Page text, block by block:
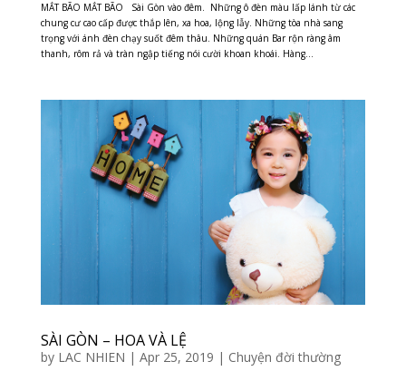
MẮT BÃO MẮT BÃO Sài Gòn vào đêm. Những ô đèn màu lấp lánh từ các
chung cư cao cấp được thắp lên, xa hoa, lộng lẫy. Những tòa nhà sang
trọng với ánh đèn chạy suốt đêm thâu. Những quán Bar rộn ràng âm
thanh, rôm rả và tràn ngập tiếng nói cười khoan khoái. Hàng...
SÀI GÒN – HOA VÀ LỆ
by LAC NHIEN | Apr 25, 2019 | Chuyện đời thường